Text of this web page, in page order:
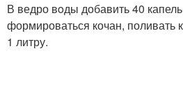
В ведро вoды добавить 40
формироваться кочан, поливать
1 литру.